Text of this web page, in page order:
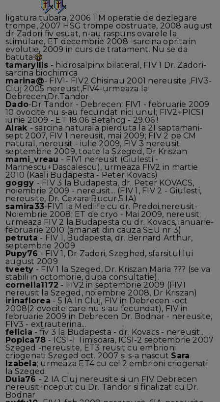
ligatura tubara, 2006 TM operatie de dezlegare
trompe, 2007 HSG trompe obstruate, 2008 august
dr Zadori fiv esuat, n-au raspuns ovarele la
stimulare, ET decembrie 2008 -sarcina oprita in
evolutie, 2009 in curs de tratament. Nu se da
batuta!
tamaryllis - hidrosalpinx bilateral, FIV 1 Dr. Zadori-
sarcina biochimica
marina@- FIV1- FIV2 Chisinau 2001 nereusite ,FIV3-
Cluj 2005 nereusit,FIV4-urmeaza la
Debrecen,Dr.Tandor
Dado-Dr Tandor - Debrecen: FIV1 - februarie 2009
10 ovocite nu s-au fecundat nici unul; FIV2+PICSI
iunie 2009 - ET 18.06 Betahcg - 29.06 !
Alrak - sarcina naturala pierduta la 21 saptamani-
sept 2007, FIV 1 nereusit, mai 2009; FIV 2 pe CM
natural, nereusit - iulie 2009, FIV 3 nereusit
septembrie 2009, toate la Szeged, Dr Kriszan
mami_vreau - FIV1 nereusit (Giulesti -
Marinescu+Dascalescu), urmeaza FIV2 in martie
2010 (Kaali Budapesta - Peter Kovacs)
goggy - FIV 3 la Budapesta, dr. Peter KOVACS,
noiembrie 2009 - nereusit... (FIV 1, FIV 2 - Giulesti,
nereusite, Dr. Cezara Bucur,5 IA)
samira33-FIV1 la Medlife cu dr. Predoi,nereusit-
Noiembrie 2008; ET de cryo - Mai 2009, nereusit;
urmeaza FIV 2 la Budapesta cu dr. Kovacs, ianuarie-
februarie 2010 (amanat din cauza SEU nr 3)
petruta - FIV 1, Budapesta, dr. Bernard Arthur,
septembrie 2009
Pupy76 - FIV 1, Dr Zadori, Szeghed, sfarsitul lui
august 2009
tveety - FIV 1 la Szeged, Dr. Kriszan Maria ??? (se va
stabili in octombrie, dupa consultatie).
cornelia1172 - FIV2 in septembrie 2009 (FIV1
nereusit la Szeged, noiembrie 2008, Dr Kriszan)
irinaflorea - 5 IA In Cluj, FIV in Debrecen -oct
2008(2 ovocite care nu s-au fecundat), FIV in
februarie 2009 in Debrecen Dr. Bodnar - nereusite,
FIV3 - extrauterina...
felicia - fiv 3 la Budapesta - dr. Kovacs - nereusit...
Popica78 - ICSI-1 Timisoara, ICSI-2 septembrie 2007
Szeged -nereusite, ET3 reusit cu embrioni
criogenati Szeged oct. 2007 si s-a nascut Sara
Izabela; urmeaza ET4 cu cei 2 embrioni criogenati
la Szeged.
Duia76 - 2 IA Cluj nereusite si un FIV Debrecen
nereusit inceput cu Dr. Tandor si finalizat cu Dr.
Bodnar